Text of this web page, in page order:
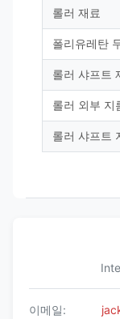
롤러 재료
폴리유레탄
롤러 샤프트
롤러 외부 지
롤러 샤프트
이메일: